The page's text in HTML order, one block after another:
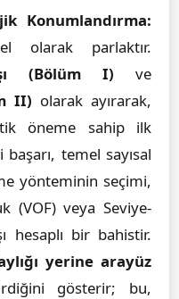
Konumlandırma:
olarak parlaktır.
(Bölüm I) ve
II) olarak ayırarak,
öneme sahip ilk
başarı, temel sayısal
yönteminin seçimi,
(VOF) veya Seviye-
hesaplı bir bahistir.
yerine arayüz
gösterir; bu,